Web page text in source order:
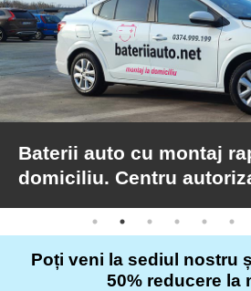
Baterii
moto
Baterii
de
camion
Articole
Baterii auto cu montaj
domiciliu. Centru
Poți veni la sediul nostru
50% reducere la